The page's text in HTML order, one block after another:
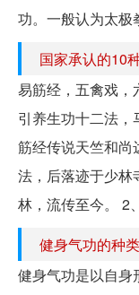
功。一般认为太极
国家承认的10
易筋经，五禽戏，
引养生功十二法
筋经传说天竺和尚
法，后落迹于少林
林，流传至今。 2
健身气功的种
健身气功是以自身